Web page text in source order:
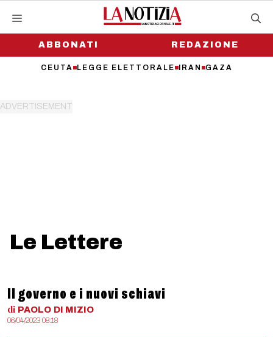
contenutoABBONATI
CEUTA LEGGE ELETTORALE IRAN GAZA
REDAZIONE
Le Lettere
Il governo e i nuovi schiavi
di PAOLO DI MIZIO
06/04/2023 08:18